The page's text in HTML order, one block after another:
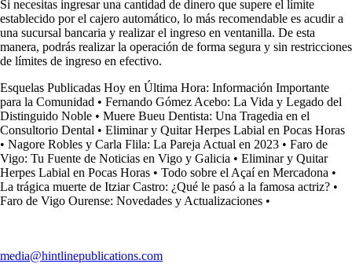
Si necesitas ingresar una cantidad de dinero que supere el límite
establecido por el cajero automático, lo más recomendable es acudir a
una sucursal bancaria y realizar el ingreso en ventanilla. De esta
manera, podrás realizar la operación de forma segura y sin restricciones
de límites de ingreso en efectivo.
Esquelas Publicadas Hoy en Última Hora: Información Importante
para la Comunidad • Fernando Gómez Acebo: La Vida y Legado del
Distinguido Noble • Muere Bueu Dentista: Una Tragedia en el
Consultorio Dental • Eliminar y Quitar Herpes Labial en Pocas Horas
• Nagore Robles y Carla Flila: La Pareja Actual en 2023 • Faro de
Vigo: Tu Fuente de Noticias en Vigo y Galicia • Eliminar y Quitar
Herpes Labial en Pocas Horas • Todo sobre el Açaí en Mercadona •
La trágica muerte de Itziar Castro: ¿Qué le pasó a la famosa actriz? •
Faro de Vigo Ourense: Novedades y Actualizaciones •
media@hintlinepublications.com